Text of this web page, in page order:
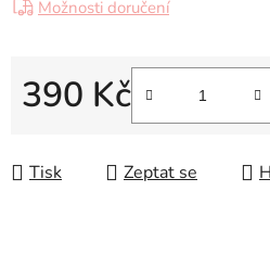
Možnosti doručení
390 Kč
Tisk Zeptat se